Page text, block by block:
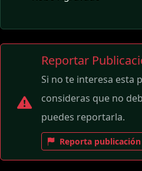
Reportar
Si no te interesa esta
consideras que no
puedes reportarla.
Reporta publicación